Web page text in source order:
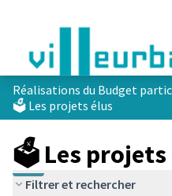
Réalisations du Budget
🗳️ Les projets élus
🗳️ Les projets
Filtrer et rechercher